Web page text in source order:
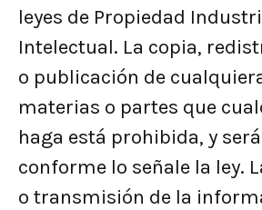
leyes de Propiedad
Intelectual. La copia,
o publicación de
materias o partes que
haga está prohibida, y
conforme lo señale la ley.
o transmisión de la